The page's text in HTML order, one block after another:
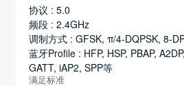
协议 : 5.0
频段 : 2.4GHz
调制方式 : GFSK, π/4-DQPSK, 8-
蓝牙Profile : HFP, HSP, PBAP,
GATT, iAP2, SPP等
满足标准